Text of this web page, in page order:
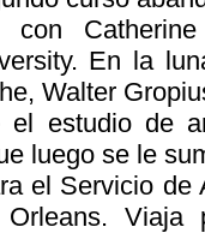
En la
Walter
el estudio de
luego se le
el Servicio
Viaja